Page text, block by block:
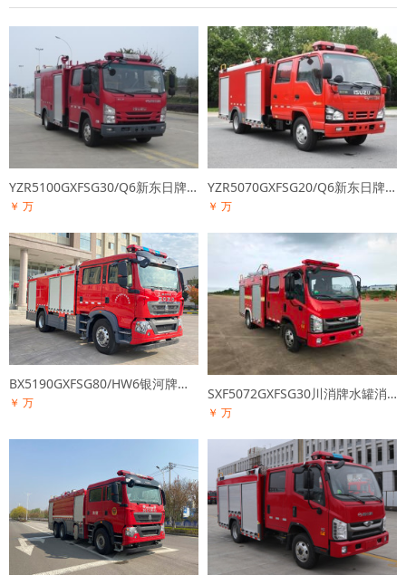
YZR5100GXFSG30/Q6新东日牌水罐消防车
￥ 万
YZR5070GXFSG20/Q6新东日牌水罐消防车
￥ 万
BX5190GXFSG80/HW6银河牌水罐消防车
￥ 万
SXF5072GXFSG30川消牌水罐消防车
￥ 万